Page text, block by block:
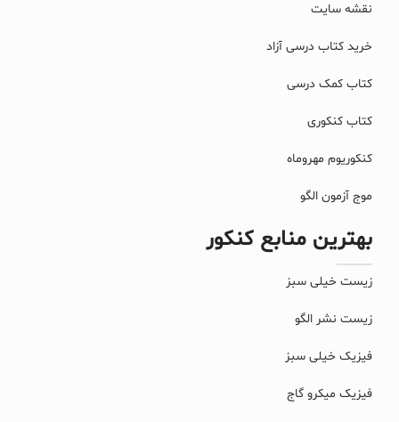
نقشه سایت
خرید کتاب درسی آزاد
کتاب کمک درسی
کتاب کنکوری
کنکوریوم مهروماه
موج آزمون الگو
بهترین منابع کنکور
زیست خیلی سبز
زیست نشر الگو
فیزیک خیلی سبز
فیزیک میکرو گاج